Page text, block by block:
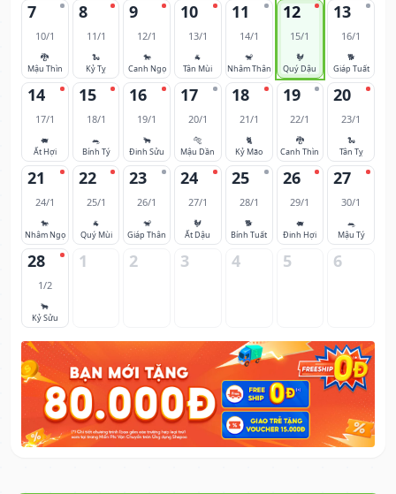
7
10/1
🐉
Mậu Thìn
8
11/1
🐍
Kỷ Tỵ
9
12/1
🐎
Canh Ngọ
10
13/1
🐐
Tân Mùi
11
14/1
🐒
Nhâm Thân
12
15/1
🐓
Quý Dậu
13
16/1
🐕
Giáp Tuất
14
17/1
🐖
Ất Hợi
15
18/1
🐀
Bính Tý
16
19/1
🐂
Đinh Sửu
17
20/1
🐅
Mậu Dần
18
21/1
🐈
Kỷ Mão
19
22/1
🐉
Canh Thìn
20
23/1
🐍
Tân Tỵ
21
24/1
🐎
Nhâm Ngọ
22
25/1
🐐
Quý Mùi
23
26/1
🐒
Giáp Thân
24
27/1
🐓
Ất Dậu
25
28/1
🐕
Bính Tuất
26
29/1
🐖
Đinh Hợi
27
30/1
🐀
Mậu Tý
28
1/2
🐂
Kỷ Sửu
1 2 3 4 5 6